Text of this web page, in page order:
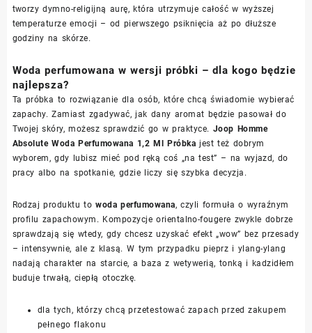
tworzy dymno-religijną aurę, która utrzymuje całość w wyższej
temperaturze emocji – od pierwszego psiknięcia aż po dłuższe
godziny na skórze.
Woda perfumowana w wersji próbki – dla kogo będzie
najlepsza?
Ta próbka to rozwiązanie dla osób, które chcą świadomie wybierać
zapachy. Zamiast zgadywać, jak dany aromat będzie pasował do
Twojej skóry, możesz sprawdzić go w praktyce. Joop Homme
Absolute Woda Perfumowana 1,2 Ml Próbka jest też dobrym
wyborem, gdy lubisz mieć pod ręką coś „na test” – na wyjazd, do
pracy albo na spotkanie, gdzie liczy się szybka decyzja.
Rodzaj produktu towoda perfumowana, czyli formuła o wyraźnym
profilu zapachowym. Kompozycje orientalno-fougere zwykle dobrze
sprawdzają się wtedy, gdy chcesz uzyskać efekt „wow” bez przesady
– intensywnie, ale z klasą. W tym przypadku pieprz i ylang-ylang
nadają charakter na starcie, a baza z wetywerią, tonką i kadzidłem
buduje trwałą, ciepłą otoczkę.
dla tych, którzy chcą przetestować zapach przed zakupem
pełnego flakonu